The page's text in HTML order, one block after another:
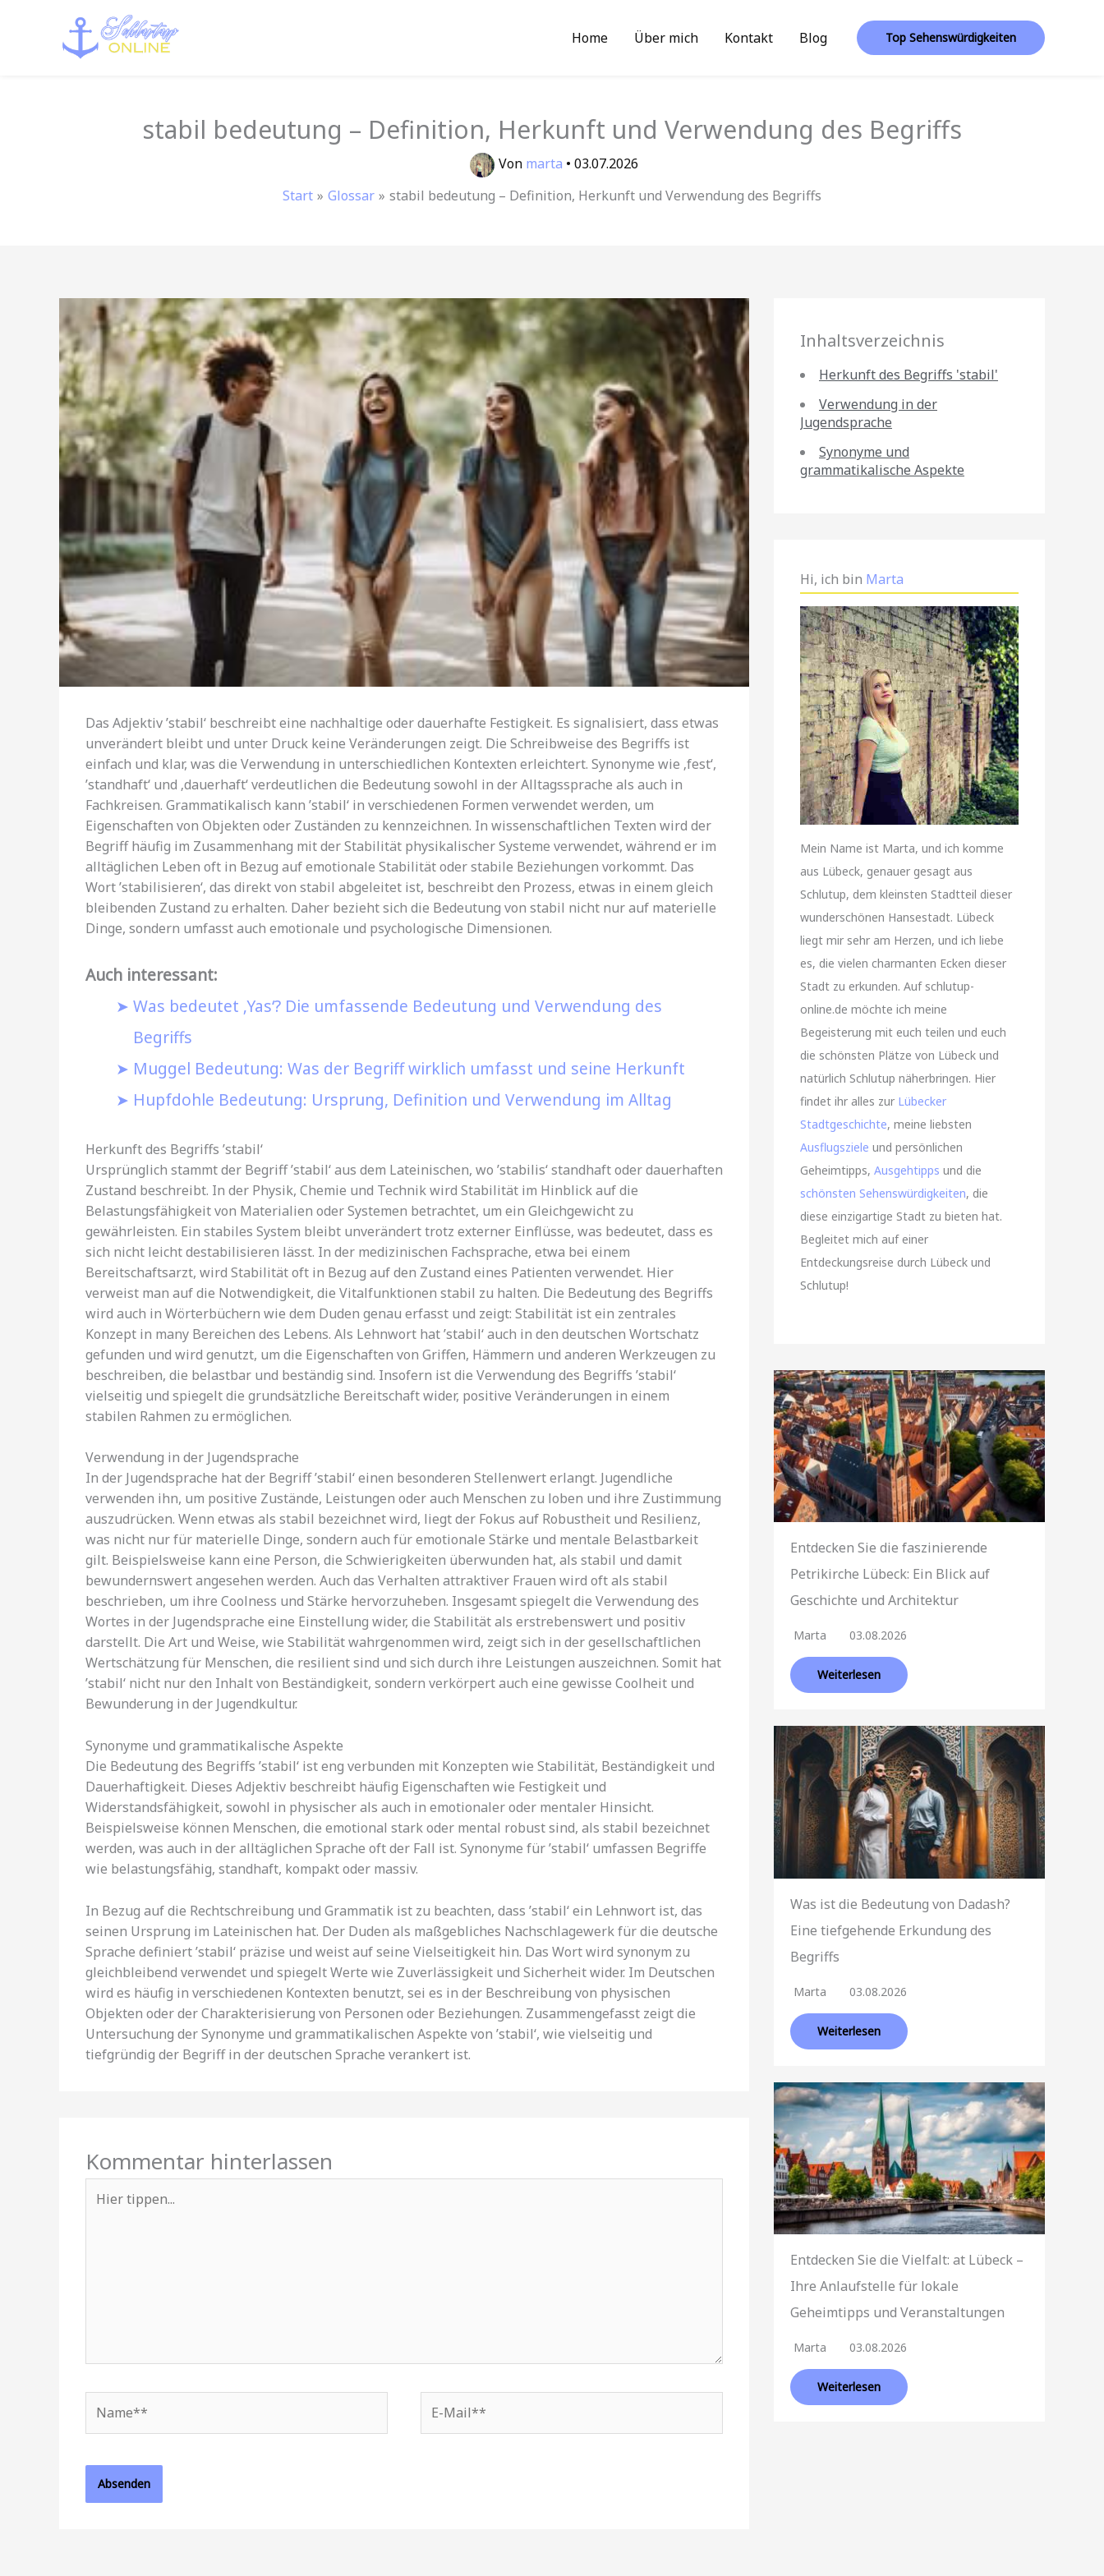
Home Über mich Kontakt Blog Top Sehenswürdigkeiten
stabil bedeutung – Definition, Herkunft und Verwendung des Begriffs
Von marta • 03.07.2026
Start
Glossar stabil bedeutung – Definition, Herkunft und Verwendung des Begriffs
Das Adjektiv ’stabil‘ beschreibt eine nachhaltige oder dauerhafte Festigkeit. Es signalisiert, dass etwas
unverändert bleibt und unter Druck keine Veränderungen zeigt. Die Schreibweise des Begriffs ist
einfach und klar, was die Verwendung in unterschiedlichen Kontexten erleichtert. Synonyme wie ‚fest‘,
’standhaft‘ und ‚dauerhaft‘ verdeutlichen die Bedeutung sowohl in der Alltagssprache als auch in
Fachkreisen. Grammatikalisch kann ’stabil‘ in verschiedenen Formen verwendet werden, um
Eigenschaften von Objekten oder Zuständen zu kennzeichnen. In wissenschaftlichen Texten wird der
Begriff häufig im Zusammenhang mit der Stabilität physikalischer Systeme verwendet, während er im
alltäglichen Leben oft in Bezug auf emotionale Stabilität oder stabile Beziehungen vorkommt. Das
Wort ’stabilisieren‘, das direkt von stabil abgeleitet ist, beschreibt den Prozess, etwas in einem gleich
bleibenden Zustand zu erhalten. Daher bezieht sich die Bedeutung von stabil nicht nur auf materielle
Dinge, sondern umfasst auch emotionale und psychologische Dimensionen.
Auch interessant:
Was bedeutet ‚Yas‘? Die umfassende Bedeutung und Verwendung des
Begriffs
Muggel Bedeutung: Was der Begriff wirklich umfasst und seine Herkunft
Hupfdohle Bedeutung: Ursprung, Definition und Verwendung im Alltag
Herkunft des Begriffs ’stabil‘
Ursprünglich stammt der Begriff ’stabil‘ aus dem Lateinischen, wo ’stabilis‘ standhaft oder dauerhaften
Zustand beschreibt. In der Physik, Chemie und Technik wird Stabilität im Hinblick auf die
Belastungsfähigkeit von Materialien oder Systemen betrachtet, um ein Gleichgewicht zu
gewährleisten. Ein stabiles System bleibt unverändert trotz externer Einflüsse, was bedeutet, dass es
sich nicht leicht destabilisieren lässt. In der medizinischen Fachsprache, etwa bei einem
Bereitschaftsarzt, wird Stabilität oft in Bezug auf den Zustand eines Patienten verwendet. Hier
verweist man auf die Notwendigkeit, die Vitalfunktionen stabil zu halten. Die Bedeutung des Begriffs
wird auch in Wörterbüchern wie dem Duden genau erfasst und zeigt: Stabilität ist ein zentrales
Konzept in many Bereichen des Lebens. Als Lehnwort hat ’stabil‘ auch in den deutschen Wortschatz
gefunden und wird genutzt, um die Eigenschaften von Griffen, Hämmern und anderen Werkzeugen zu
beschreiben, die belastbar und beständig sind. Insofern ist die Verwendung des Begriffs ’stabil‘
vielseitig und spiegelt die grundsätzliche Bereitschaft wider, positive Veränderungen in einem
stabilen Rahmen zu ermöglichen.
Verwendung in der Jugendsprache
In der Jugendsprache hat der Begriff ’stabil‘ einen besonderen Stellenwert erlangt. Jugendliche
verwenden ihn, um positive Zustände, Leistungen oder auch Menschen zu loben und ihre Zustimmung
auszudrücken. Wenn etwas als stabil bezeichnet wird, liegt der Fokus auf Robustheit und Resilienz,
was nicht nur für materielle Dinge, sondern auch für emotionale Stärke und mentale Belastbarkeit
gilt. Beispielsweise kann eine Person, die Schwierigkeiten überwunden hat, als stabil und damit
bewundernswert angesehen werden. Auch das Verhalten attraktiver Frauen wird oft als stabil
beschrieben, um ihre Coolness und Stärke hervorzuheben. Insgesamt spiegelt die Verwendung des
Wortes in der Jugendsprache eine Einstellung wider, die Stabilität als erstrebenswert und positiv
darstellt. Die Art und Weise, wie Stabilität wahrgenommen wird, zeigt sich in der gesellschaftlichen
Wertschätzung für Menschen, die resilient sind und sich durch ihre Leistungen auszeichnen. Somit hat
’stabil‘ nicht nur den Inhalt von Beständigkeit, sondern verkörpert auch eine gewisse Coolheit und
Bewunderung in der Jugendkultur.
Synonyme und grammatikalische Aspekte
Die Bedeutung des Begriffs ’stabil‘ ist eng verbunden mit Konzepten wie Stabilität, Beständigkeit und
Dauerhaftigkeit. Dieses Adjektiv beschreibt häufig Eigenschaften wie Festigkeit und
Widerstandsfähigkeit, sowohl in physischer als auch in emotionaler oder mentaler Hinsicht.
Beispielsweise können Menschen, die emotional stark oder mental robust sind, als stabil bezeichnet
werden, was auch in der alltäglichen Sprache oft der Fall ist. Synonyme für ’stabil‘ umfassen Begriffe
wie belastungsfähig, standhaft, kompakt oder massiv.
In Bezug auf die Rechtschreibung und Grammatik ist zu beachten, dass ’stabil‘ ein Lehnwort ist, das
seinen Ursprung im Lateinischen hat. Der Duden als maßgebliches Nachschlagewerk für die deutsche
Sprache definiert ’stabil‘ präzise und weist auf seine Vielseitigkeit hin. Das Wort wird synonym zu
gleichbleibend verwendet und spiegelt Werte wie Zuverlässigkeit und Sicherheit wider. Im Deutschen
wird es häufig in verschiedenen Kontexten benutzt, sei es in der Beschreibung von physischen
Objekten oder der Charakterisierung von Personen oder Beziehungen. Zusammengefasst zeigt die
Untersuchung der Synonyme und grammatikalischen Aspekte von ’stabil‘, wie vielseitig und
tiefgründig der Begriff in der deutschen Sprache verankert ist.
Kommentar hinterlassen
tippen...
Mail**
Inhaltsverzeichnis
Herkunft des Begriffs 'stabil'
Verwendung in der
Jugendsprache
Synonyme und
grammatikalische Aspekte
Hi, ich bin Marta
Mein Name ist Marta, und ich komme
aus Lübeck, genauer gesagt aus
Schlutup, dem kleinsten Stadtteil dieser
wunderschönen Hansestadt. Lübeck
liegt mir sehr am Herzen, und ich liebe
es, die vielen charmanten Ecken dieser
Stadt zu erkunden. Auf schlutup-
online.de möchte ich meine
Begeisterung mit euch teilen und euch
die schönsten Plätze von Lübeck und
natürlich Schlutup näherbringen. Hier
findet ihr alles zur Lübecker
Stadtgeschichte, meine liebsten
Ausflugsziele und persönlichen
Geheimtipps, Ausgehtipps und die
schönsten Sehenswürdigkeiten, die
diese einzigartige Stadt zu bieten hat.
Begleitet mich auf einer
Entdeckungsreise durch Lübeck und
Schlutup!
Entdecken Sie die faszinierende
Petrikirche Lübeck: Ein Blick auf
Geschichte und Architektur
Marta 03.08.2026
Weiterlesen
Was ist die Bedeutung von Dadash?
Eine tiefgehende Erkundung des
Begriffs
Marta 03.08.2026
Weiterlesen
Entdecken Sie die Vielfalt: at Lübeck –
Ihre Anlaufstelle für lokale
Geheimtipps und Veranstaltungen
Marta 03.08.2026
Weiterlesen